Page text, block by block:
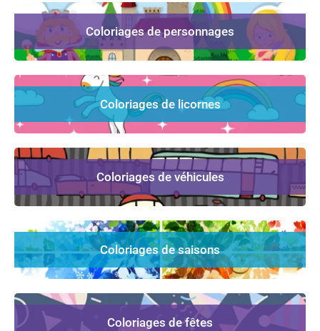
Coloriages de personnages
Coloriages de licornes
Coloriages de véhicules
Coloriages de saisons
Coloriages de fêtes